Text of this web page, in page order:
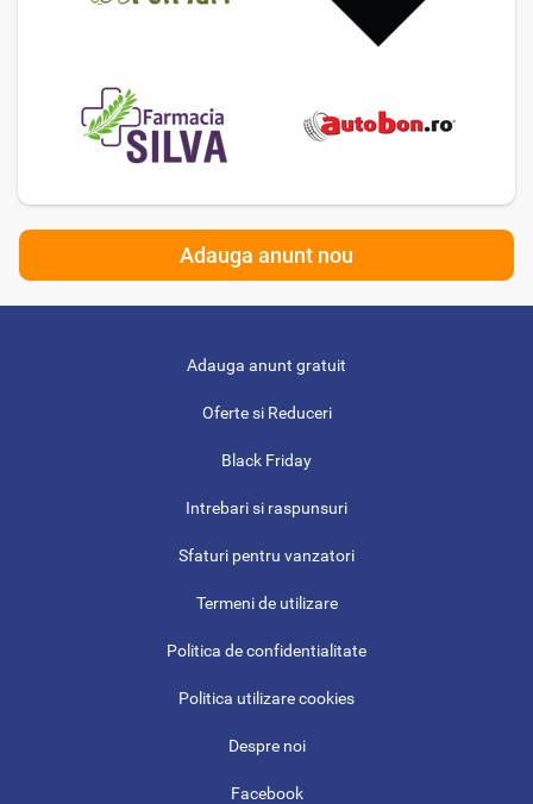
Adauga anunt nou
Adauga anunt gratuit
Oferte si Reduceri
Black Friday
Intrebari si raspunsuri
Sfaturi pentru vanzatori
Termeni de utilizare
Politica de confidentialitate
Politica utilizare cookies
Despre noi
Facebook